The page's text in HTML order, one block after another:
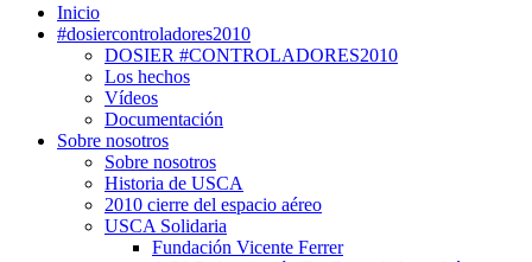
Inicio
#dosiercontroladores2010
DOSIER #CONTROLADORES2010
Los hechos
Vídeos
Documentación
Sobre nosotros
Sobre nosotros
Historia de USCA
2010 cierre del espacio aéreo
USCA Solidaria
Fundación Vicente Ferrer